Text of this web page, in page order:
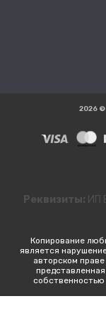
2026 ©
Реквизиты: ИП
Копирование
является
авторском
собственностью